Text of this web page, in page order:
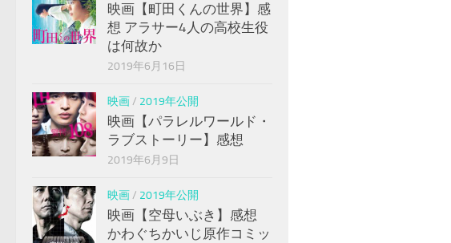
映画【町田くんの世界】感
想 アラサー4人の高校生役
は何故か
2019年6月16日
映画/ 2019年公開
映画【パラレルワールド・
ラブストーリー】感想
2019年6月9日
映画/ 2019年公開
映画【空母いぶき】感想
かわぐちかいじ原作コミッ